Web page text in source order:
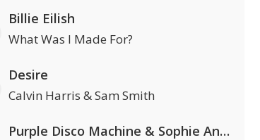
Billie Eilish
What Was I Made For?
Desire
Calvin Harris & Sam Smith
Purple Disco Machine & Sophie And The Giants